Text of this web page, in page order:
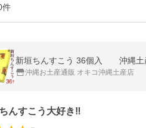
件
新垣ちんすこう 36個入 沖縄土
沖縄お土産通販 オキコ沖縄土産店
んすこう大好き‼️